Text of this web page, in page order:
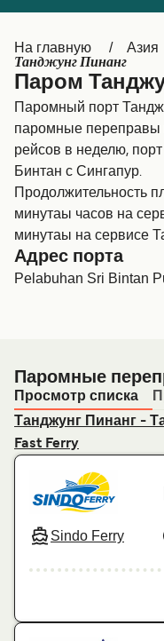
Ελλάδα
Polska
Schweiz (DE)
Україна
المغرب
На главную Азия
Танджунг Пинанг
Паром
Паромный порт
паромные
рейсов в неделю,
Бинтан с Сингапур.
Продолжительность
минутаы часов на
минутаы на сервисе
Адрес порта
Pelabuhan Sri Bintan
Паромные
Просмотр списка
Танджунг Пинанг -
Fast Ferry
Sindo Ferry